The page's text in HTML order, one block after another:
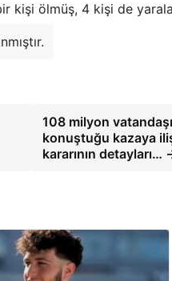
kişi ölmüş, 4 kişi de
108 milyon
konuştuğu kazaya
kararının detayları…